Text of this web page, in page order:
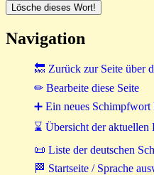
Navigation
🔙 Zurück zur Seite über
✏ Bearbeite diese Seite
➕ Ein neues Schimpfwort
⌛ Übersicht der aktuellen
📜 Liste der deutschen
🏁 Startseite / Sprache